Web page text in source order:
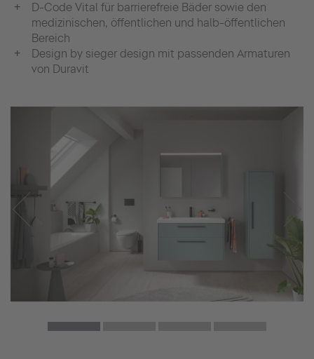
D-Code Vital für barrierefreie Bäder sowie den
medizinischen, öffentlichen und halb-öffentlichen
Bereich
Design by sieger design mit passenden Armaturen
von Duravit